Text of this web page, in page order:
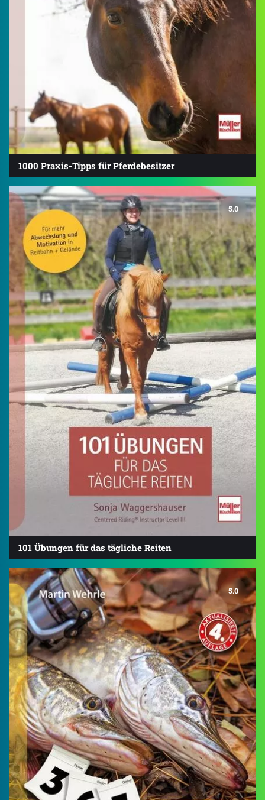
1000 Praxis-Tipps für Pferdebesitzer
5.0
101 Übungen für das tägliche Reiten
5.0